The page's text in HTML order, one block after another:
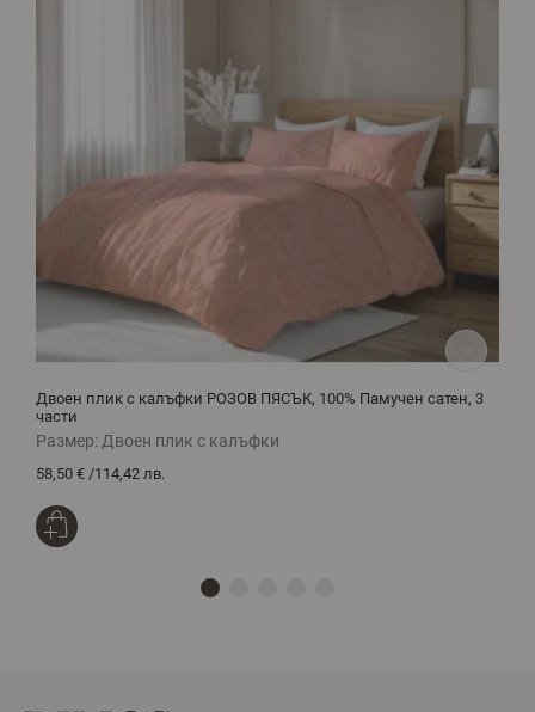
Двоен плик с калъфки РОЗОВ ПЯСЪК, 100% Памучен сатен, 3
части
Размер: Двоен плик с калъфки
58,50 € /114,42 лв.